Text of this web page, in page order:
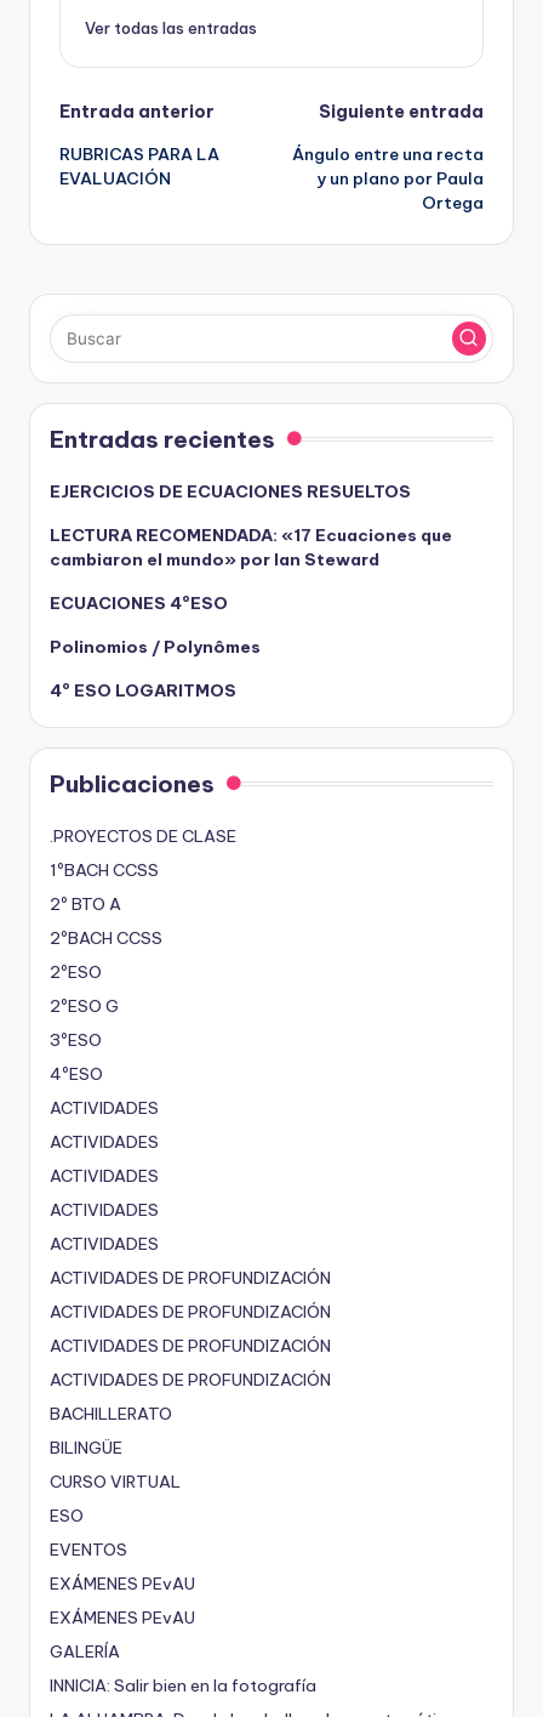
Ver todas las entradas
Navegación
de
Entrada anterior
RUBRICAS PARA LA
EVALUACIÓN
Siguiente entrada
Ángulo entre una recta
y un plano por Paula
Ortega
Entradas recientes
EJERCICIOS DE ECUACIONES RESUELTOS
LECTURA RECOMENDADA: «17 Ecuaciones que
cambiaron el mundo» por Ian Steward
ECUACIONES 4ºESO
Polinomios / Polynômes
4º ESO LOGARITMOS
Publicaciones
.PROYECTOS DE CLASE
1ºBACH CCSS
2º BTO A
2ºBACH CCSS
2ºESO
2ºESO G
3ºESO
4ºESO
ACTIVIDADES
ACTIVIDADES
ACTIVIDADES
ACTIVIDADES
ACTIVIDADES
ACTIVIDADES DE PROFUNDIZACIÓN
ACTIVIDADES DE PROFUNDIZACIÓN
ACTIVIDADES DE PROFUNDIZACIÓN
ACTIVIDADES DE PROFUNDIZACIÓN
BACHILLERATO
BILINGÜE
CURSO VIRTUAL
ESO
EVENTOS
EXÁMENES PEvAU
EXÁMENES PEvAU
GALERÍA
INNICIA: Salir bien en la fotografía